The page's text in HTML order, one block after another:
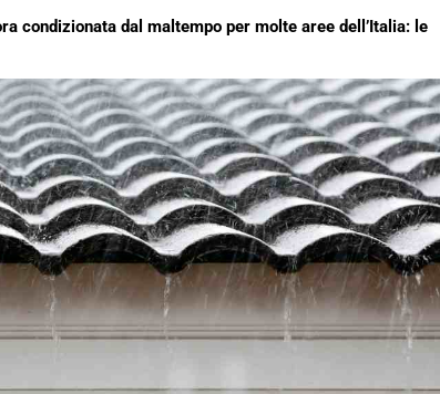
condizionata dal maltempo per molte aree dell’Italia: le